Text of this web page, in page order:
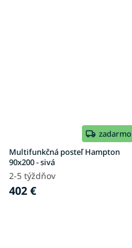
zadarmo
Multifunkčná posteľ Hampton
90x200 - sivá
2-5 týždňov
402 €